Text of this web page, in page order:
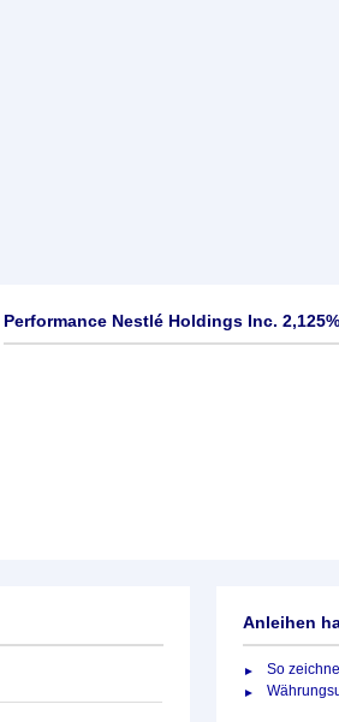
Performance Nestlé Holdings Inc.
Anleihen
So